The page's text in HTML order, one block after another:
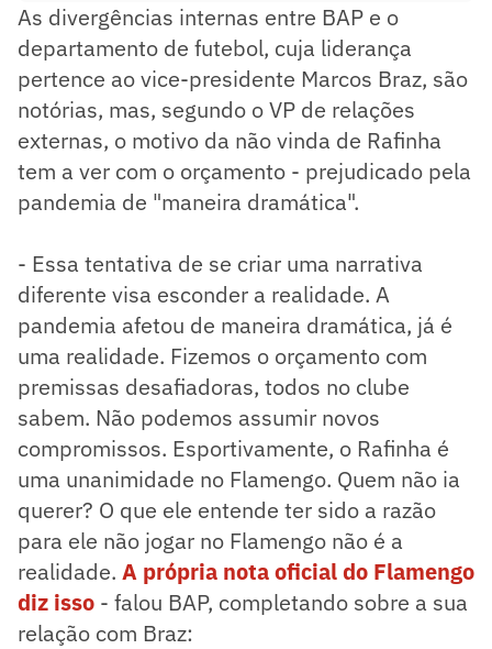
As divergências internas entre BAP e o
departamento de futebol, cuja liderança
pertence ao vice-presidente Marcos Braz, são
notórias, mas, segundo o VP de relações
externas, o motivo da não vinda de Rafinha
tem a ver com o orçamento - prejudicado pela
pandemia de "maneira dramática".
- Essa tentativa de se criar uma narrativa
diferente visa esconder a realidade. A
pandemia afetou de maneira dramática, já é
uma realidade. Fizemos o orçamento com
premissas desafiadoras, todos no clube
sabem. Não podemos assumir novos
compromissos. Esportivamente, o Rafinha é
uma unanimidade no Flamengo. Quem não ia
querer? O que ele entende ter sido a razão
para ele não jogar no Flamengo não é a
realidade. A própria nota oficial do Flamengo
diz isso - falou BAP, completando sobre a sua
relação com Braz: